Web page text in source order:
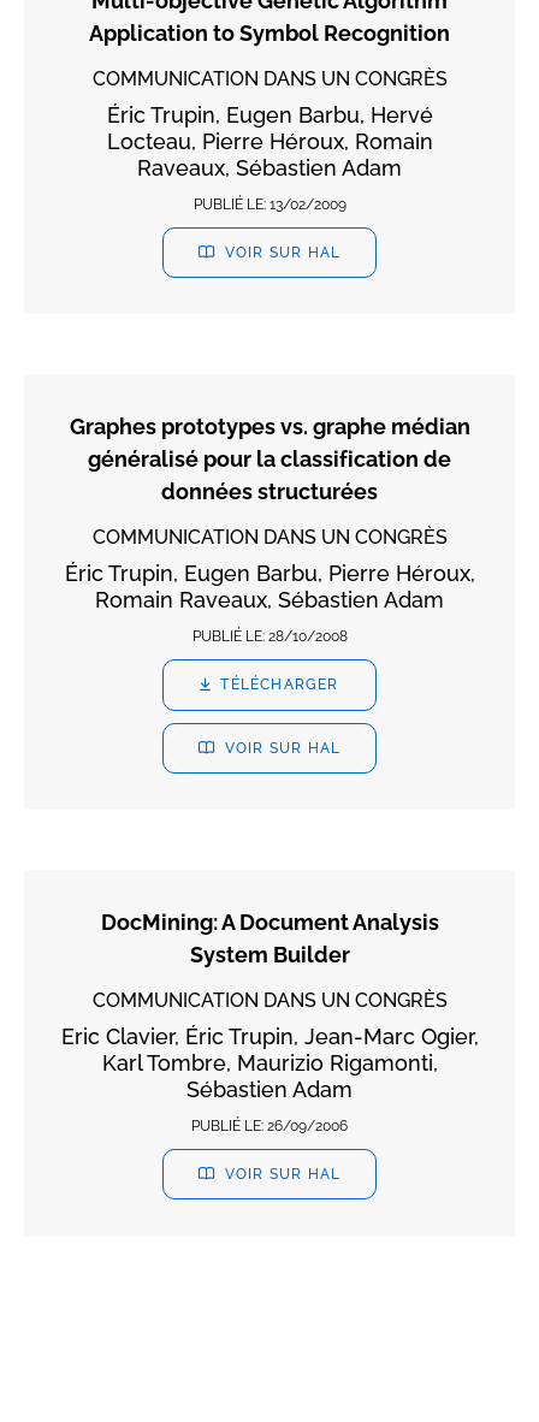
Application to Symbol Recognition
COMMUNICATION DANS UN CONGRÈS
Éric Trupin, Eugen Barbu, Hervé
Locteau, Pierre Héroux, Romain
Raveaux, Sébastien Adam
PUBLIÉ LE: 13/02/2009
VOIR SUR HAL
Graphes prototypes vs. graphe médian
généralisé pour la classification de
données structurées
COMMUNICATION DANS UN CONGRÈS
Éric Trupin, Eugen Barbu, Pierre Héroux,
Romain Raveaux, Sébastien Adam
PUBLIÉ LE: 28/10/2008
TÉLÉCHARGER
VOIR SUR HAL
DocMining: A Document Analysis
System Builder
COMMUNICATION DANS UN CONGRÈS
Eric Clavier, Éric Trupin, Jean-Marc Ogier,
Karl Tombre, Maurizio Rigamonti,
Sébastien Adam
PUBLIÉ LE: 26/09/2006
VOIR SUR HAL